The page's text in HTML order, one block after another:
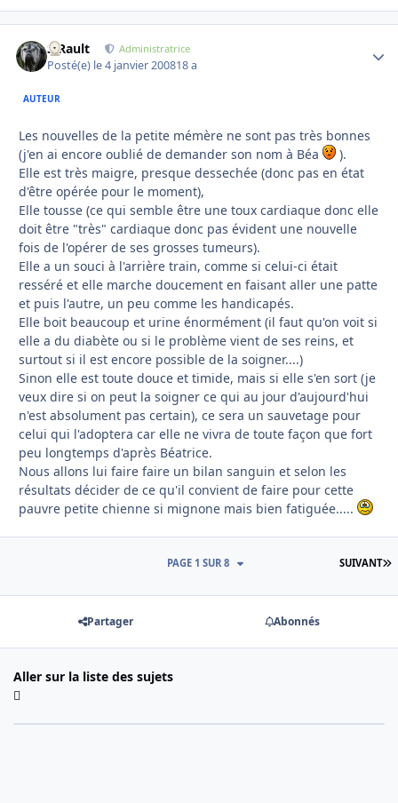
S.Rault Administratrice
Posté(e) le 4 janvier 200818 a
AUTEUR
Les nouvelles de la petite mémère ne sont pas très bonnes
(j'en ai encore oublié de demander son nom à Béa
).
Elle est très maigre, presque dessechée (donc pas en état
d'être opérée pour le moment),
Elle tousse (ce qui semble être une toux cardiaque donc elle
doit être "très" cardiaque donc pas évident une nouvelle
fois de l'opérer de ses grosses tumeurs).
Elle a un souci à l'arrière train, comme si celui-ci était
resséré et elle marche doucement en faisant aller une patte
et puis l'autre, un peu comme les handicapés.
Elle boit beaucoup et urine énormément (il faut qu'on voit si
elle a du diabète ou si le problème vient de ses reins, et
surtout si il est encore possible de la soigner....)
Sinon elle est toute douce et timide, mais si elle s'en sort (je
veux dire si on peut la soigner ce qui au jour d'aujourd'hui
n'est absolument pas certain), ce sera un sauvetage pour
celui qui l'adoptera car elle ne vivra de toute façon que fort
peu longtemps d'après Béatrice.
Nous allons lui faire faire un bilan sanguin et selon les
résultats décider de ce qu'il convient de faire pour cette
pauvre petite chienne si mignone mais bien fatiguée.....
SUIVANT
PAGE 1 SUR 8
Partager Abonnés
Aller sur la liste des sujets